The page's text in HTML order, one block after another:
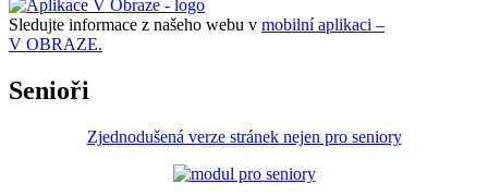
Sledujte informace z našeho webu v mobilní aplikaci –
V OBRAZE.
Senioři
Zjednodušená verze stránek nejen pro seniory